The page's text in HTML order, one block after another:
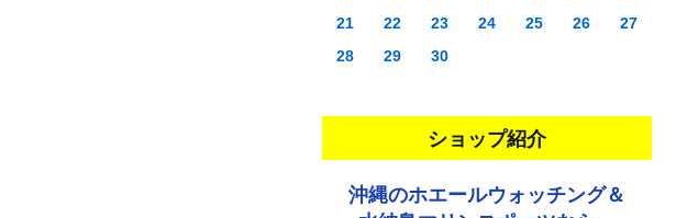
21
22 23 24 25 26
27
28
29 30
ショップ紹介
沖縄のホエールウォッチング＆